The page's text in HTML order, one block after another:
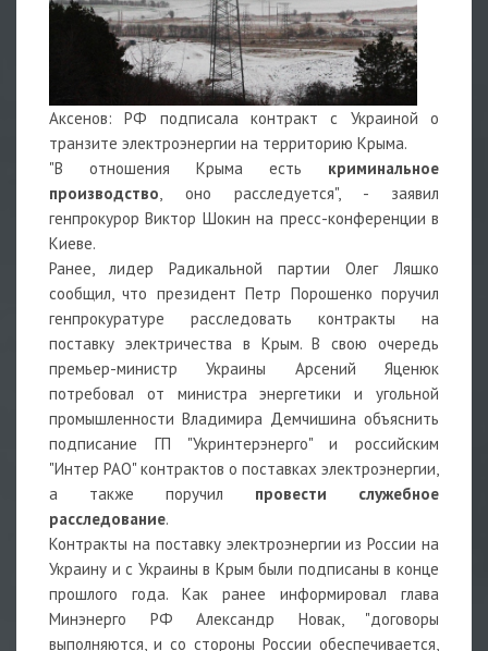
Аксенов: РФ подписала контракт с Украиной о
транзите электроэнергии на территорию Крыма.
"В отношения Крыма есть криминальное
производство, оно расследуется", - заявил
генпрокурор Виктор Шокин на пресс-конференции в
Киеве.
Ранее, лидер Радикальной партии Олег Ляшко
сообщил, что президент Петр Порошенко поручил
генпрокуратуре расследовать контракты на
поставку электричества в Крым. В свою очередь
премьер-министр Украины Арсений Яценюк
потребовал от министра энергетики и угольной
промышленности Владимира Демчишина объяснить
подписание ГП "Укринтерэнерго" и российским
"Интер РАО" контрактов о поставках электроэнергии,
а также поручил провести служебное
расследование.
Контракты на поставку электроэнергии из России на
Украину и с Украины в Крым были подписаны в конце
прошлого года. Как ранее информировал глава
Минэнерго РФ Александр Новак, "договоры
выполняются, и со стороны России обеспечивается,